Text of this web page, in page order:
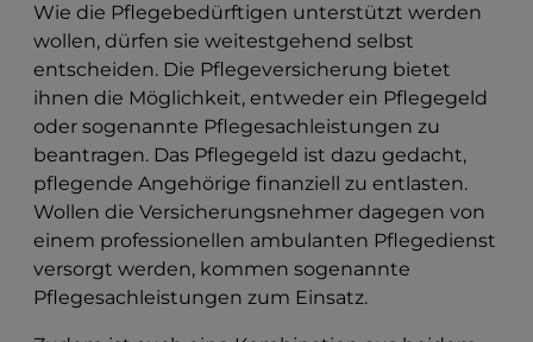
Wie die Pflegebedürftigen unterstützt werden
wollen, dürfen sie weitestgehend selbst
entscheiden. Die Pflegeversicherung bietet
ihnen die Möglichkeit, entweder ein Pflegegeld
oder sogenannte Pflegesachleistungen zu
beantragen. Das Pflegegeld ist dazu gedacht,
pflegende Angehörige finanziell zu entlasten.
Wollen die Versicherungsnehmer dagegen von
einem professionellen ambulanten Pflegedienst
versorgt werden, kommen sogenannte
Pflegesachleistungen zum Einsatz.